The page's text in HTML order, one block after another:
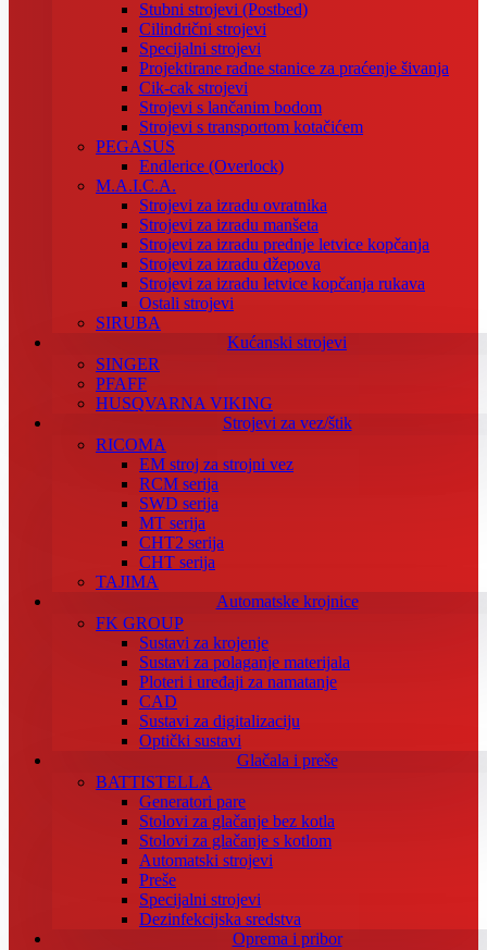
Stubni strojevi (Postbed)
Cilindrični strojevi
Specijalni strojevi
Projektirane radne stanice za praćenje šivanja
Cik-cak strojevi
Strojevi s lančanim bodom
Strojevi s transportom kotačićem
PEGASUS
Endlerice (Overlock)
M.A.I.C.A.
Strojevi za izradu ovratnika
Strojevi za izradu manšeta
Strojevi za izradu prednje letvice kopčanja
Strojevi za izradu džepova
Strojevi za izradu letvice kopčanja rukava
Ostali strojevi
SIRUBA
Kućanski strojevi
SINGER
PFAFF
HUSQVARNA VIKING
Strojevi za vez/štik
RICOMA
EM stroj za strojni vez
RCM serija
SWD serija
MT serija
CHT2 serija
CHT serija
TAJIMA
Automatske krojnice
FK GROUP
Sustavi za krojenje
Sustavi za polaganje materijala
Ploteri i uređaji za namatanje
CAD
Sustavi za digitalizaciju
Optički sustavi
Glačala i preše
BATTISTELLA
Generatori pare
Stolovi za glačanje bez kotla
Stolovi za glačanje s kotlom
Automatski strojevi
Preše
Specijalni strojevi
Dezinfekcijska sredstva
Oprema i pribor